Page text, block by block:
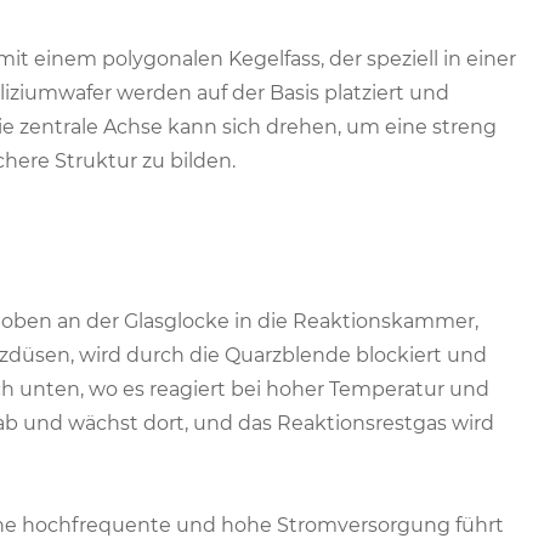
einem polygonalen Kegelfass, der speziell in einer
werden auf der Basis platziert und
Achse kann sich drehen, um eine streng
Struktur zu bilden.
an der Glasglocke in die Reaktionskammer,
wird durch die Quarzblende blockiert und
unten, wo es reagiert bei hoher Temperatur und
und wächst dort, und das Reaktionsrestgas wird
hochfrequente und hohe Stromversorgung führt